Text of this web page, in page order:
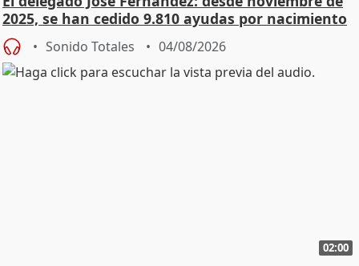
2025, se han cedido 9.810 ayudas por nacimiento
Sonido Totales 04/08/2026
02:00